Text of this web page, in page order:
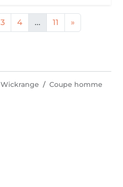
3 4 ... 11 »
Wickrange Coupe homme